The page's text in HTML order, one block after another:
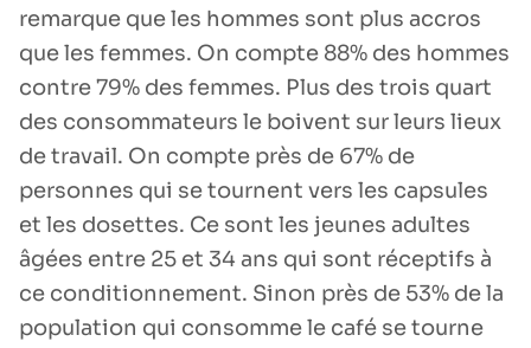
remarque que les hommes sont plus accros
que les femmes. On compte 88% des hommes
contre 79% des femmes. Plus des trois quart
des consommateurs le boivent sur leurs lieux
de travail. On compte près de 67% de
personnes qui se tournent vers les capsules
et les dosettes. Ce sont les jeunes adultes
âgées entre 25 et 34 ans qui sont réceptifs à
ce conditionnement. Sinon près de 53% de la
population qui consomme le café se tourne